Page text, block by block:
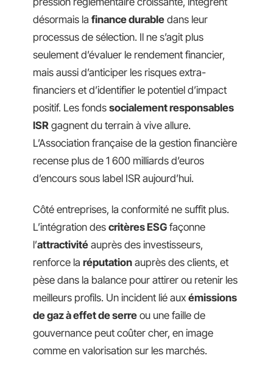
désormais la finance durable dans leur
processus de sélection. Il ne s’agit plus
seulement d’évaluer le rendement financier,
mais aussi d’anticiper les risques extra-
financiers et d’identifier le potentiel d’impact
positif. Les fonds socialement responsables
ISR gagnent du terrain à vive allure.
L’Association française de la gestion financière
recense plus de 1 600 milliards d’euros
d’encours sous label ISR aujourd’hui.
Côté entreprises, la conformité ne suffit plus.
L’intégration des critères ESG façonne
l’attractivité auprès des investisseurs,
renforce la réputation auprès des clients, et
pèse dans la balance pour attirer ou retenir les
meilleurs profils. Un incident lié aux émissions
de gaz à effet de serre ou une faille de
gouvernance peut coûter cher, en image
comme en valorisation sur les marchés.